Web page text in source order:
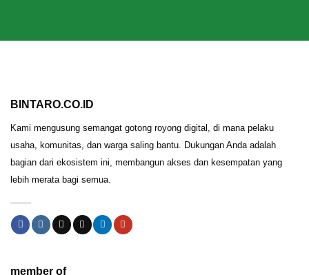
BINTARO.CO.ID
Kami mengusung semangat gotong royong digital, di mana pelaku
usaha, komunitas, dan warga saling bantu. Dukungan Anda adalah
bagian dari ekosistem ini, membangun akses dan kesempatan yang
lebih merata bagi semua.
member of